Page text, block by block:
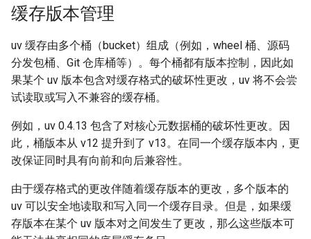
缓存版本管理
uv 缓存由多个桶（bucket）组成（例如，wheel 桶、源码
分发包桶、Git 仓库桶等）。每个桶都有版本控制，因此如
果某个 uv 版本包含对缓存格式的破坏性更改，uv 将不会尝
试读取或写入不兼容的缓存桶。
例如，uv 0.4.13 包含了对核心元数据桶的破坏性更改。因
此，桶版本从 v12 提升到了 v13。在同一个缓存版本内，更
改保证同时具有向前和向后兼容性。
由于缓存格式的更改伴随着缓存版本的更改，多个版本的
uv 可以安全地读取和写入同一个缓存目录。但是，如果缓
存版本在某个 uv 版本对之间发生了更改，那么这些版本可